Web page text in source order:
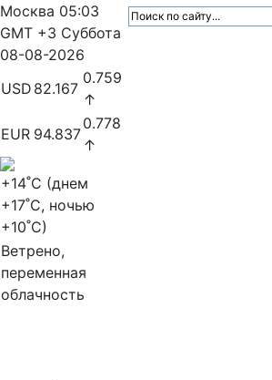
Москва 05:03
GMT +3 Суббота
08-08-2026
USD 82.167
0.759
↑
EUR 94.837
0.778
↑
+14˚C (днем
+17˚C, ночью
+10˚C)
Ветрено,
переменная
облачность